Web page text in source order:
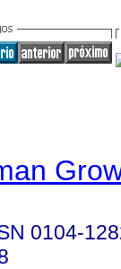
0104-